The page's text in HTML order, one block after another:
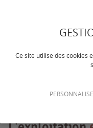
Ce site utilise des cookies
exploitation
apprentissage